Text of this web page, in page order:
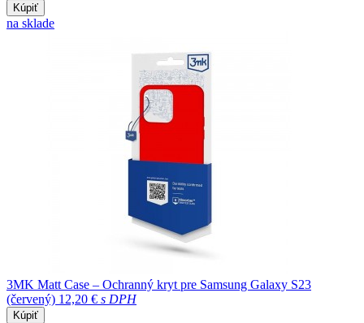
Kúpiť
na sklade
3MK Matt Case – Ochranný kryt pre Samsung Galaxy S23
(červený) 12,20 € s DPH
Kúpiť